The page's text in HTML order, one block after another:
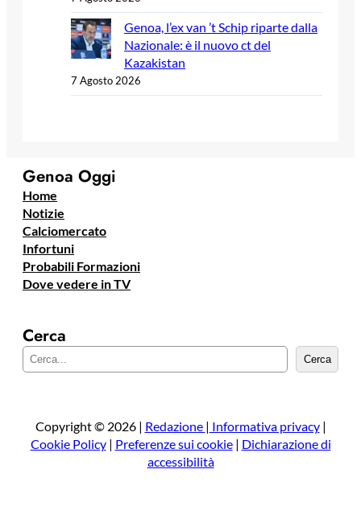
Genoa, l’ex van ’t Schip riparte dalla
Nazionale: è il nuovo ct del
Kazakistan
7 Agosto 2026
Genoa Oggi
Home
Notizie
Calciomercato
Infortuni
Probabili Formazioni
Dove vedere in TV
Cerca
e
a
Cerca
Copyright © 2026 | Redazione | Informativa privacy|
Cookie Policy| Preferenze sui cookie| Dichiarazione di
accessibilità